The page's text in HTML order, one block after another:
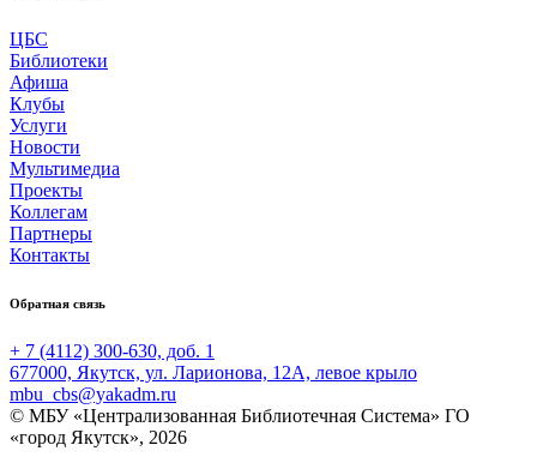
ЦБС
Библиотеки
Афиша
Клубы
Услуги
Новости
Мультимедиа
Проекты
Коллегам
Партнеры
Контакты
Обратная связь
+ 7 (4112) 300-630, доб. 1
677000, Якутск, ул. Ларионова, 12А, левое крыло
mbu_cbs@yakadm.ru
© МБУ «Централизованная Библиотечная Система» ГО
«город Якутск», 2026